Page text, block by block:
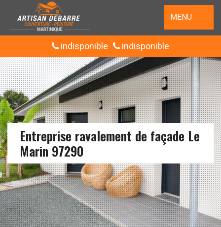
MENU
indisponible indisponible
Entreprise ravalement de façade Le
Marin 97290